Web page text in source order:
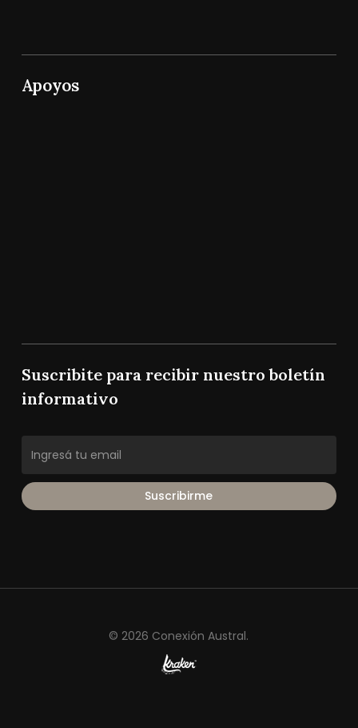
Apoyos
Suscribite para recibir nuestro boletín
informativo
© 2026 Conexión Austral.